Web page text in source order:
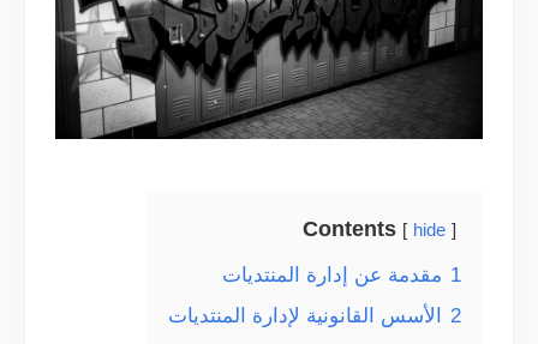
Contents hide
1 مقدمة عن إدارة المنتديات
2
الأسس القانونية لإدارة المنتديات